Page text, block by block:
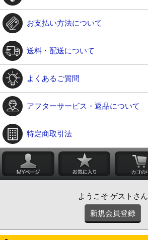
お支払い方法について
送料・配送について
よくあるご質問
アフターサービス・返品について
特定商取引法
ようこそ ゲストさん
新規会員登録